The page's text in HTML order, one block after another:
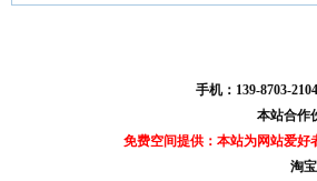
手机：139-8703-
本站合作
免费空间提供：本站为网站爱好
淘